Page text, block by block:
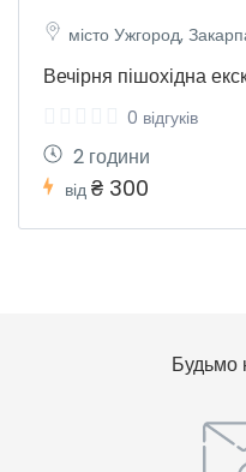
місто Ужгород,
Вечірня пішохідна
0 відгуків
2 години
від ₴ 300
Будьмо